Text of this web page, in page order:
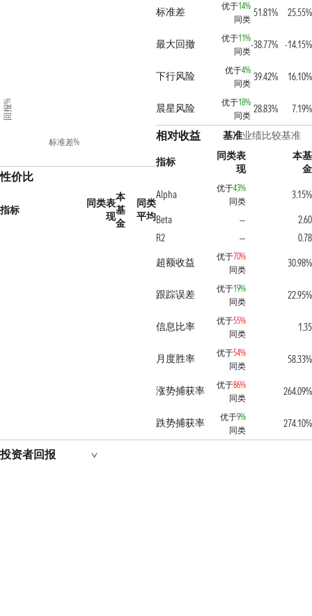
标准差%
回报%
性价比
指标
同类表
现
本
基
金
同类
平均
标准差
优于14%
同类
51.81% 25.55%
最大回撤 优于11%
同类
-38.77% -14.15%
下行风险 优于4%
同类
39.42% 16.10%
晨星风险 优于18%
同类
28.83% 7.19%
相对收益 基准业绩比较基准
指标
同类表
现
本基
金
Alpha
优于43%
同类
3.15%
Beta
—
2.60
R2
—
0.78
超额收益
优于70%
同类
30.98%
跟踪误差 优于19%
同类
22.95%
信息比率 优于55%
同类
1.35
月度胜率 优于54%
同类
58.33%
涨势捕获率 优于86%
同类
264.09%
跌势捕获率 优于9%
同类
274.10%
投资者回报